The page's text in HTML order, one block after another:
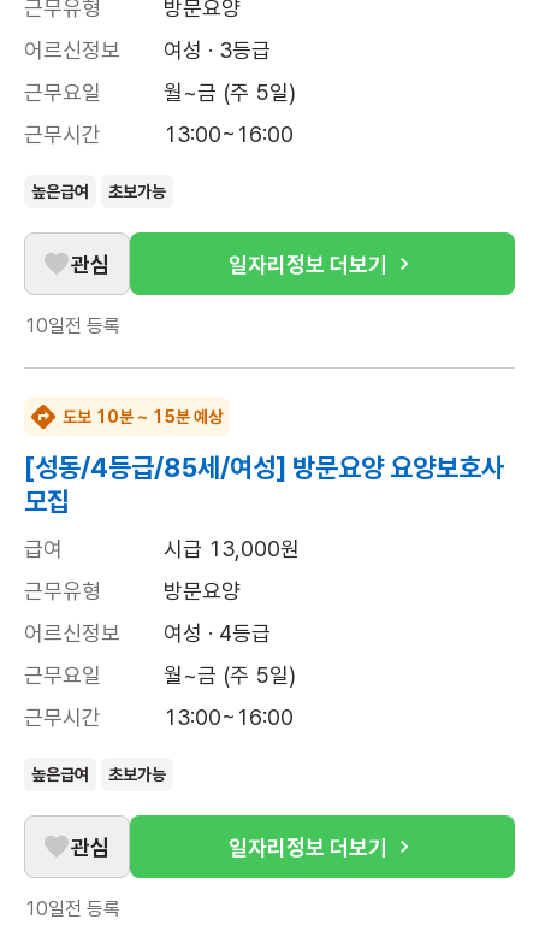
근무유형
방문요양
어르신정보
여성 · 3등급
근무요일
월~금 (주 5일)
근무시간
13:00~16:00
높은급여 초보가능
관심 일자리정보 더보기
10일전 등록
도보 10분 ~ 15분 예상
[성동/4등급/85세/여성] 방문요양 요양보호사
모집
급여
시급 13,000원
근무유형
방문요양
어르신정보
여성 · 4등급
근무요일
월~금 (주 5일)
근무시간
13:00~16:00
높은급여 초보가능
관심 일자리정보 더보기
10일전 등록